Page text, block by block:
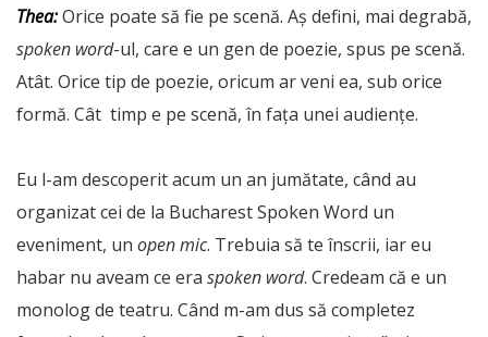
Thea:Orice poate să fie pe scenă. Aș defini, mai degrabă,
spoken word-ul, care e un gen de poezie, spus pe scenă.
Atât. Orice tip de poezie, oricum ar veni ea, sub orice
formă. Cât timp e pe scenă, în fața unei audiențe.
Eu l-am descoperit acum un an jumătate, când au
organizat cei de la Bucharest Spoken Word un
eveniment, un open mic. Trebuia să te înscrii, iar eu
habar nu aveam ce era spoken word. Credeam că e un
monolog de teatru. Când m-am dus să completez